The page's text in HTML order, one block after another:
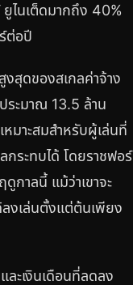
ยูไนเต็ดมากถึง 40%
ต่อปี
งสุดของสเกลค่าจ้าง
ระมาณ 13.5 ล้าน
มาะสมสำหรับผู้เล่นที่
ระทบได้ โดยราชฟอร์
กาลนี้ แม้ว่าเขาจะ
ลงเล่นตั้งแต่ต้นเพียง
ละเงินเดือนที่ลดลง